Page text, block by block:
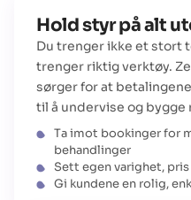
Hold styr på alt
Du trenger ikke et stort
trenger riktig verktøy.
sørger for at
til å undervise og bygge
Ta imot bookinger for
behandlinger
Sett egen varighet,
Gi kundene en rolig,